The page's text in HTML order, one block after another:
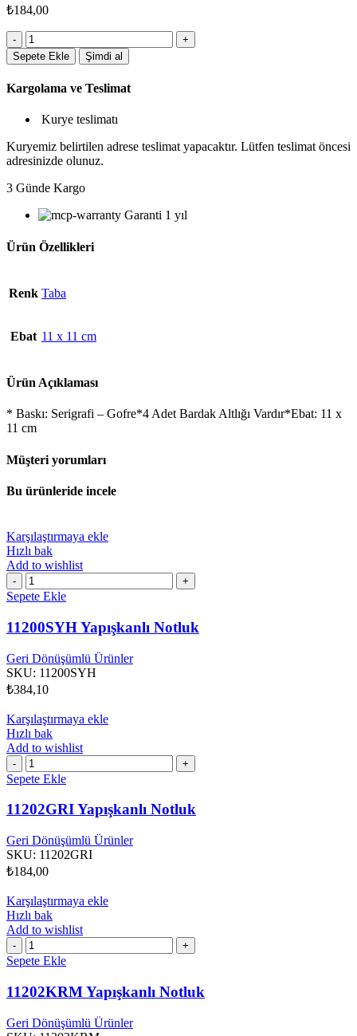
₺184,00
6640TAB
Deri
Bardak
adet
Sepete Ekle Şimdi al
Kargolama ve Teslimat
Kurye teslimatı
Kuryemiz belirtilen adrese teslimat yapacaktır. Lütfen teslimat öncesi
adresinizde olunuz.
3 Günde Kargo
Garanti 1 yıl
Ürün Özellikleri
Renk Taba
Ebat 11 x 11 cm
Ürün Açıklaması
* Baskı: Serigrafi – Gofre*4 Adet Bardak Altlığı Vardır*Ebat: 11 x
11 cm
Müşteri yorumları
Bu ürünleride incele
Karşılaştırmaya ekle
Hızlı bak
Add to wishlist
11200SYH
Yapışkanlı
adet
Sepete Ekle
11200SYH Yapışkanlı Notluk
Geri Dönüşümlü Ürünler
SKU: 11200SYH
₺384,10
Karşılaştırmaya ekle
Hızlı bak
Add to wishlist
11202GRI
Yapışkanlı
adet
Sepete Ekle
11202GRI Yapışkanlı Notluk
Geri Dönüşümlü Ürünler
SKU: 11202GRI
₺184,00
Karşılaştırmaya ekle
Hızlı bak
Add to wishlist
11202KRM
Yapışkanlı
adet
Sepete Ekle
11202KRM Yapışkanlı Notluk
Geri Dönüşümlü Ürünler